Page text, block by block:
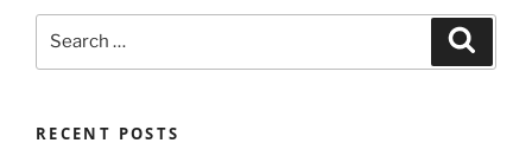
RECENT POSTS